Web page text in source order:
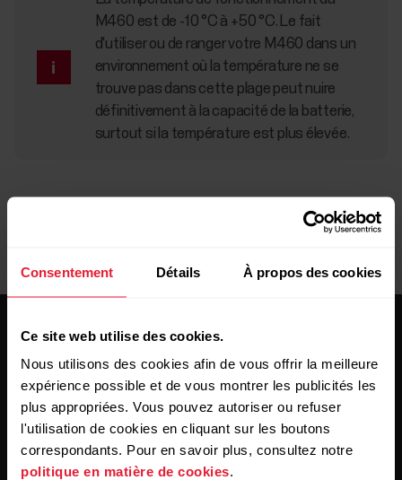
Consentement Détails À propos des cookies
Ce site web utilise des cookies.
Nous utilisons des cookies afin de vous offrir la meilleure
expérience possible et de vous montrer les publicités les
plus appropriées. Vous pouvez autoriser ou refuser
l'utilisation de cookies en cliquant sur les boutons
correspondants. Pour en savoir plus, consultez notre
politique en matière de cookies.
M460 est de -10 °C à +50 °C. Le fait
d'utiliser ou de ranger votre M460 dans un
environnement où la température ne se
trouve pas dans cette plage peut nuire
définitivement à la capacité de la batterie,
surtout si la température est plus élevée.
Restez au courant!